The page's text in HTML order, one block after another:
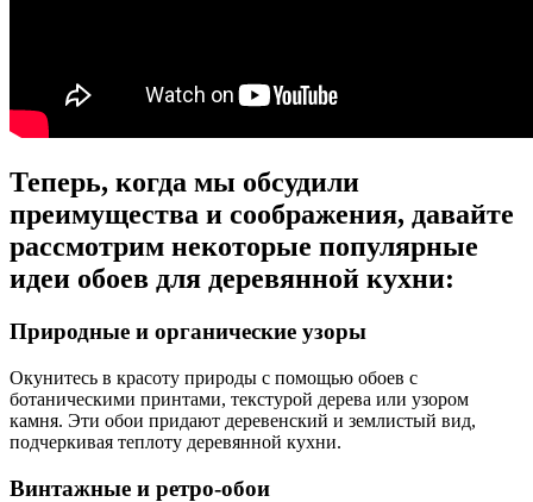
Теперь, когда мы обсудили
преимущества и соображения, давайте
рассмотрим некоторые популярные
идеи обоев для деревянной кухни:
Природные и органические узоры
Окунитесь в красоту природы с помощью обоев с
ботаническими принтами, текстурой дерева или узором
камня. Эти обои придают деревенский и землистый вид,
подчеркивая теплоту деревянной кухни.
Винтажные и ретро-обои